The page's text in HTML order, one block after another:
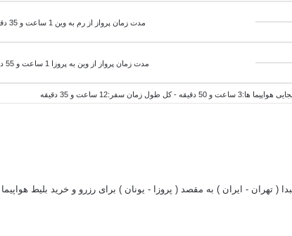
مدت زمان پرواز از رم بهوین 1 ساعت و 35 دقیقه
مدت زمان پرواز ازوین به پروزا 1 ساعت و 55 دقیقه
( تهران - ایران ) به مقصد ( پروزا - یونان ) برای رزرو و خرید بلیط